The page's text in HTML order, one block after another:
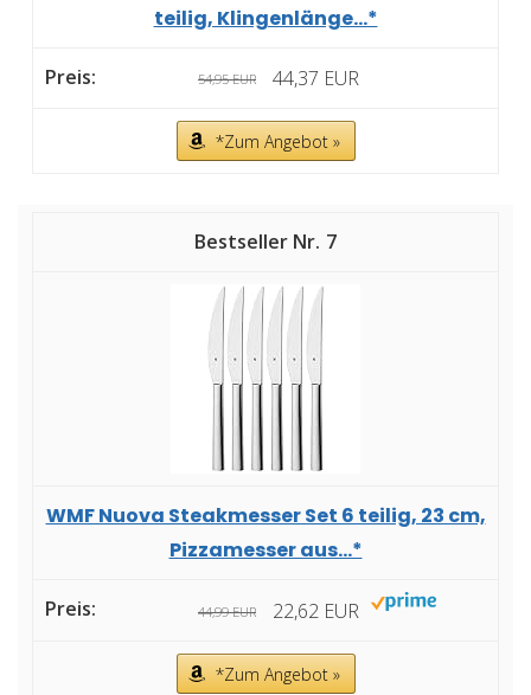
teilig, Klingenlänge...*
54,95 EUR 44,37 EUR
*Zum Angebot »
7
WMF Nuova Steakmesser Set 6 teilig, 23 cm,
Pizzamesser aus...*
44,99 EUR 22,62 EUR
*Zum Angebot »